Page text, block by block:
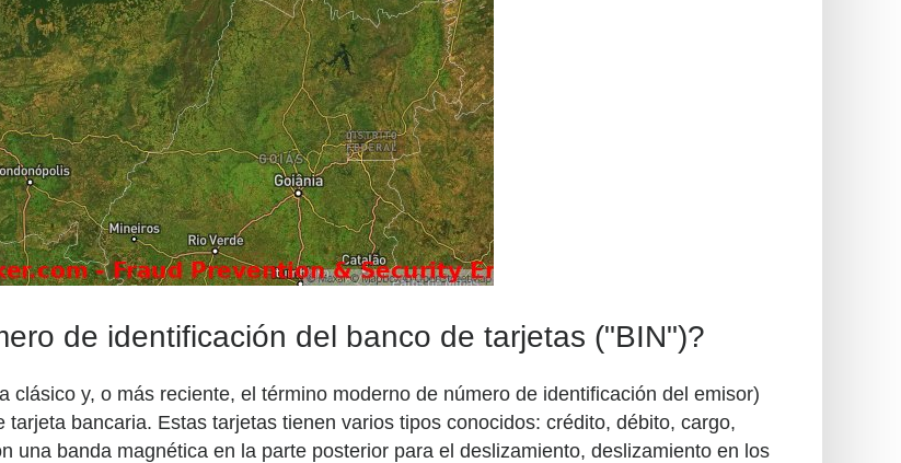
de identificación del banco de tarjetas ("BIN")?
y, o más reciente, el término moderno de número de identificación del emisor)
bancaria. Estas tarjetas tienen varios tipos conocidos: crédito, débito, cargo,
una banda magnética en la parte posterior para el deslizamiento, deslizamiento en los